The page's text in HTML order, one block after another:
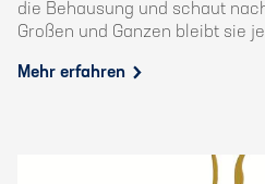
die Behausung und schaut
Großen und Ganzen bleibt sie
Mehr erfahren